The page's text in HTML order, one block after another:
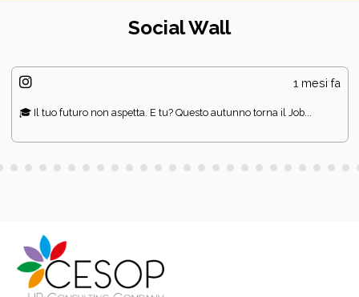
Social Wall
1 mesi fa
🎓 Il tuo futuro non aspetta. E tu? Questo autunno torna il Job...